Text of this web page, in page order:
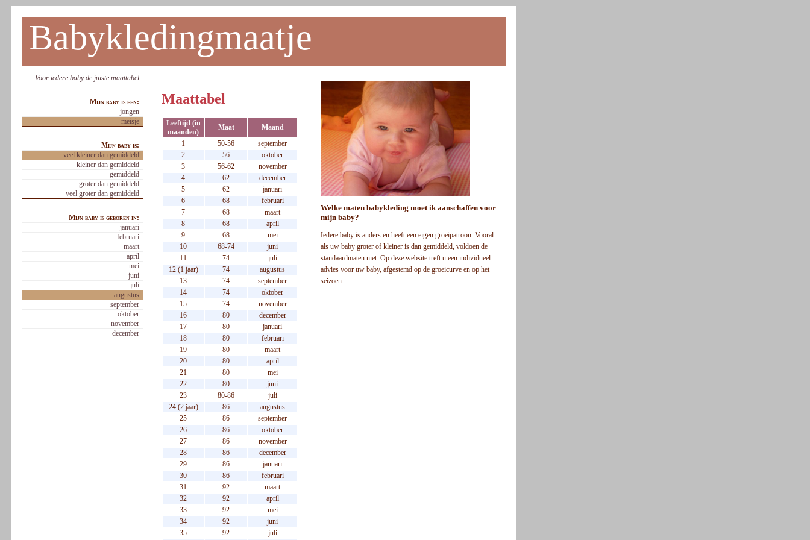
Babykledingmaatje
Voor iedere baby de juiste maattabel
Mijn baby is een:
jongen
meisje
Mijn baby is:
veel kleiner dan gemiddeld
kleiner dan gemiddeld
gemiddeld
groter dan gemiddeld
veel groter dan gemiddeld
Mijn baby is geboren in:
januari
februari
maart
april
mei
juni
juli
augustus
september
oktober
november
december
Maattabel
Leeftijd (in
maanden)
Maat
Maand
1
50-56
september
2
56
oktober
3
56-62
november
4
62
december
5
62
januari
6
68
februari
7
68
maart
8
68
april
9
68
mei
10
68-74
juni
11
74
juli
12 (1 jaar)
74
augustus
13
74
september
14
74
oktober
15
74
november
16
80
december
17
80
januari
18
80
februari
19
80
maart
20
80
april
21
80
mei
22
80
juni
23
80-86
juli
24 (2 jaar)
86
augustus
25
86
september
26
86
oktober
27
86
november
28
86
december
29
86
januari
30
86
februari
31
92
maart
32
92
april
33
92
mei
34
92
juni
35
92 juli
Welke maten babykleding moet ik aanschaffen voor
mijn baby?
Iedere baby is anders en heeft een eigen groeipatroon. Vooral
als uw baby groter of kleiner is dan gemiddeld, voldoen de
standaardmaten niet. Op deze website treft u een individueel
advies voor uw baby, afgestemd op de groeicurve en op het
seizoen.